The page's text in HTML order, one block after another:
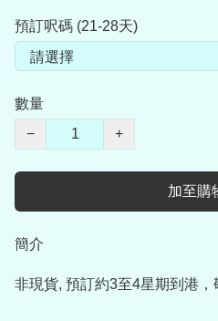
預訂呎碼 (21-28天)
數量
−
+
加至購
簡介
非現貨, 預訂約3至4星期到港，